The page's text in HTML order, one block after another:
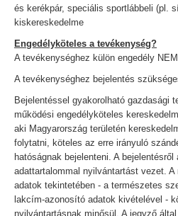
IRODÁK
és kerékpár, speciális sportlábbeli (pl.
kiskereskedelme
Engedélyköteles a tevékenység?
A tevékenységhez külön engedély
A tevékenységhez bejelentés
Bejelentéssel gyakorolható gazdasági
működési engedélyköteles
aki Magyarország területén
folytatni, köteles az erre irányuló
hatóságnak bejelenteni. A
adattartalommal nyilvántartást vezet.
adatok tekintetében - a természetes
lakcím-azonosító adatok kivételével -
nyilvántartásnak minősül. A jegyző